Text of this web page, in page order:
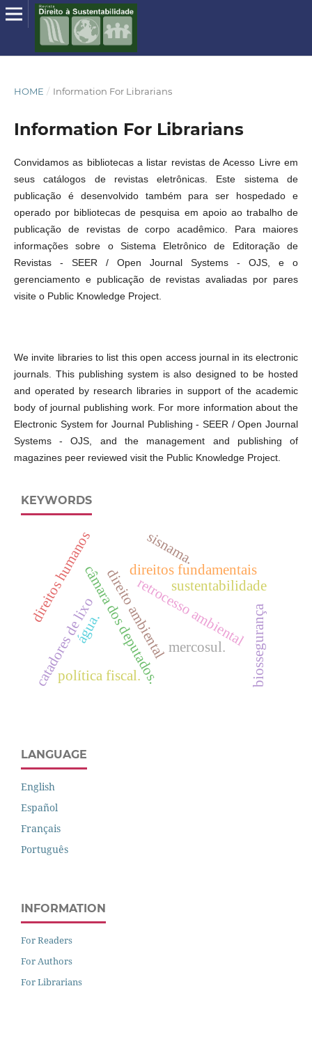
HOME / Information For Librarians
Information For Librarians
Convidamos as bibliotecas a listar revistas de Acesso Livre em
seus catálogos de revistas eletrônicas. Este sistema de
publicação é desenvolvido também para ser hospedado e
operado por bibliotecas de pesquisa em apoio ao trabalho de
publicação de revistas de corpo acadêmico. Para maiores
informações sobre o Sistema Eletrônico de Editoração de
Revistas - SEER / Open Journal Systems - OJS, e o
gerenciamento e publicação de revistas avaliadas por pares
visite o Public Knowledge Project.
We invite libraries to list this open access journal in its electronic
journals. This publishing system is also designed to be hosted
and operated by research libraries in support of the academic
body of journal publishing work. For more information about the
Electronic System for Journal Publishing - SEER / Open Journal
Systems - OJS, and the management and publishing of
magazines peer reviewed visit the Public Knowledge Project.
KEYWORDS
direito ambientalretrocesso ambiental
câmara dos deputados.
direitos humanos
direitos fundamentais
sustentabilidade
sisnama.
catadores de lixo
política fiscal. biossegurança
mercosul.
água.
LANGUAGE
English
Español
Français
Português
INFORMATION
For Readers
For Authors
For Librarians